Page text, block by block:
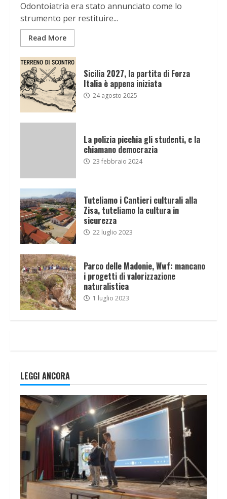
Odontoiatria era stato annunciato come lo
strumento per restituire...
Read More
Sicilia 2027, la partita di Forza
Italia è appena iniziata
24 agosto 2025
La polizia picchia gli studenti, e la
chiamano democrazia
23 febbraio 2024
Tuteliamo i Cantieri culturali alla
Zisa, tuteliamo la cultura in
sicurezza
22 luglio 2023
Parco delle Madonie, Wwf: mancano
i progetti di valorizzazione
naturalistica
1 luglio 2023
LEGGI ANCORA